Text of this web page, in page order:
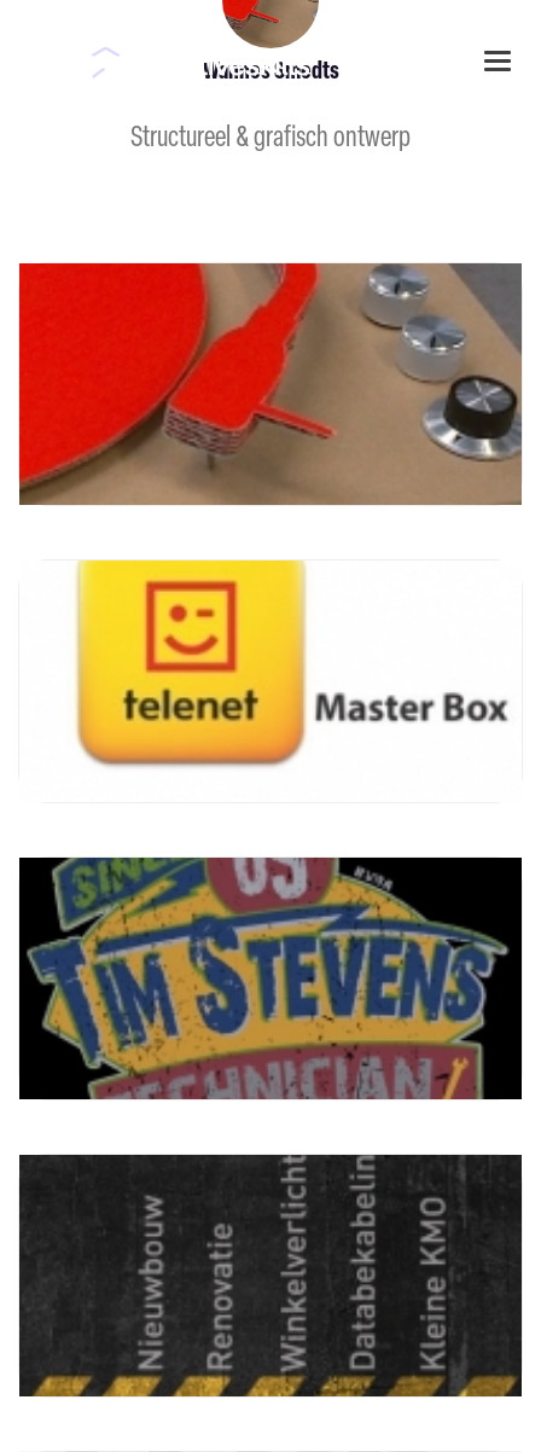
Wannes Smedts
Structureel & grafisch ontwerp